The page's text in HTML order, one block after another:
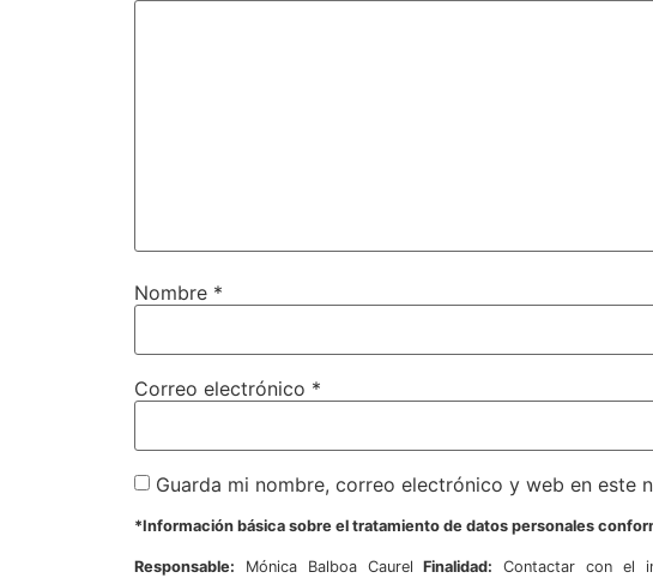
Nombre *
Correo electrónico *
Guarda mi nombre, correo electrónico y web en este
*Información básica sobre el tratamiento de datos personales
Responsable: Mónica Balboa CaurelFinalidad: Contactar con el